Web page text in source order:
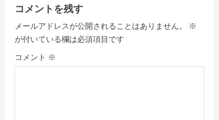
u
e
R
コメントを残す
メールアドレスが公開されることはありません。
※
が付いている欄は必須項目です
コメント ※